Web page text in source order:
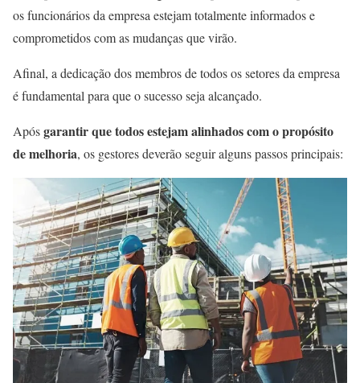
os funcionários da empresa estejam totalmente informados e
comprometidos com as mudanças que virão.
Afinal, a dedicação dos membros de todos os setores da empresa
é fundamental para que o sucesso seja alcançado.
Apósgarantir que todos estejam alinhados com o propósito
de melhoria, os gestores deverão seguir alguns passos principais: